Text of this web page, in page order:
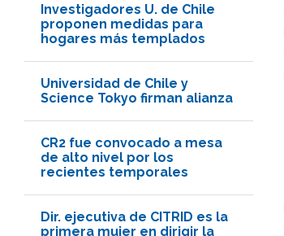
Investigadores U. de Chile
proponen medidas para
hogares más templados
Universidad de Chile y
Science Tokyo firman alianza
CR2 fue convocado a mesa
de alto nivel por los
recientes temporales
Dir. ejecutiva de CITRID es la
primera mujer en dirigir la